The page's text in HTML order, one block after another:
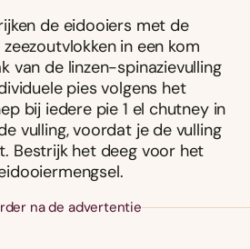
de eidooiers met de
in een kom
van de linzen-spinazievulling
pies volgens het
bij iedere pie 1 el chutney in
vulling, voordat je de vulling
Bestrijk het deeg voor het
na de advertentie